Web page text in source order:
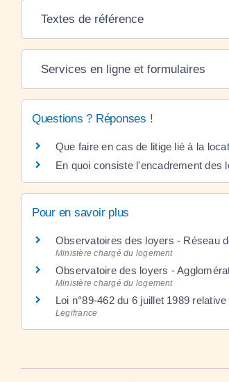
Textes de référence
Services en ligne et formulaires
Questions ? Réponses !
Que faire en cas de litige lié à la
En quoi consiste l'encadrement des
Pour en savoir plus
Observatoires des loyers - Réseau
Ministère chargé du logement
Observatoire des loyers -
Ministère chargé du logement
Loi n°89-462 du 6 juillet 1989
Legifrance